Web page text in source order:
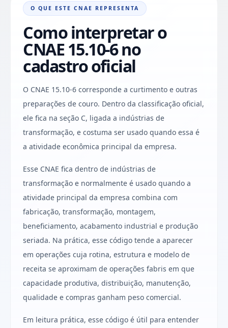
O QUE ESTE CNAE REPRESENTA
Como interpretar o
CNAE 15.10-6 no
cadastro oficial
O CNAE 15.10-6 corresponde a curtimento e outras
preparações de couro. Dentro da classificação oficial,
ele fica na seção C, ligada a indústrias de
transformação, e costuma ser usado quando essa é
a atividade econômica principal da empresa.
Esse CNAE fica dentro de indústrias de
transformação e normalmente é usado quando a
atividade principal da empresa combina com
fabricação, transformação, montagem,
beneficiamento, acabamento industrial e produção
seriada. Na prática, esse código tende a aparecer
em operações cuja rotina, estrutura e modelo de
receita se aproximam de operações fabris em que
capacidade produtiva, distribuição, manutenção,
qualidade e compras ganham peso comercial.
Em leitura prática, esse código é útil para entender